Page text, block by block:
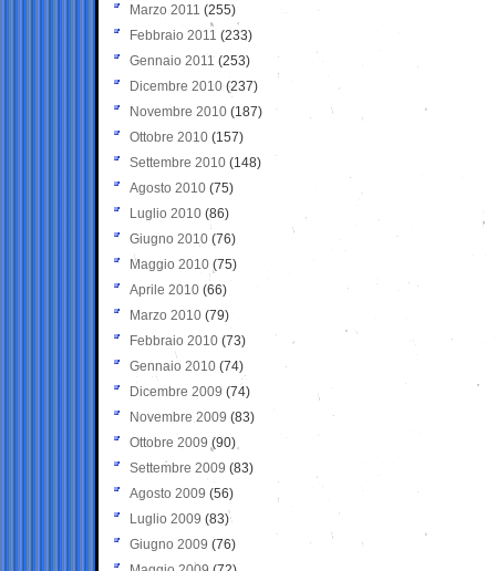
Marzo 2011 (255)
Febbraio 2011 (233)
Gennaio 2011 (253)
Dicembre 2010 (237)
Novembre 2010 (187)
Ottobre 2010 (157)
Settembre 2010 (148)
Agosto 2010 (75)
Luglio 2010 (86)
Giugno 2010 (76)
Maggio 2010 (75)
Aprile 2010 (66)
Marzo 2010 (79)
Febbraio 2010 (73)
Gennaio 2010 (74)
Dicembre 2009 (74)
Novembre 2009 (83)
Ottobre 2009 (90)
Settembre 2009 (83)
Agosto 2009 (56)
Luglio 2009 (83)
Giugno 2009 (76)